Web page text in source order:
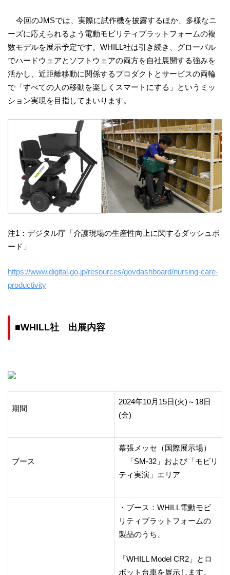
今回のJMSでは、実際に試作機を披露するほか、多様なニ
ーズに応えられるよう電動モビリティプラットフォームの複
数モデルを展示予定です。WHILL社は引き続き、グローバル
でハードウェアとソフトウェアの両方を自社展開する強みを
活かし、近距離移動に関係するプロダクトとサービスの両輪
で「すべての人の移動を楽しくスマートにする」というミッ
ション実現を目指してまいります。
注1：デジタル庁「介護現場の生産性向上に関するダッシュボ
ード」
https://www.digital.go.jp/resources/govdashboard/nursing-care-
productivity
■WHILL社 出展内容
期間
2024年10月15日(火)～18日
(金)
ブース
幕張メッセ（国際展示場）
「SM-32」および「モビリ
ティ実演」エリア
・ブース：WHILL電動モビ
リティプラットフォームの
製品のうち、
「WHILL Model CR2」とロ
ボット台車を展示します。